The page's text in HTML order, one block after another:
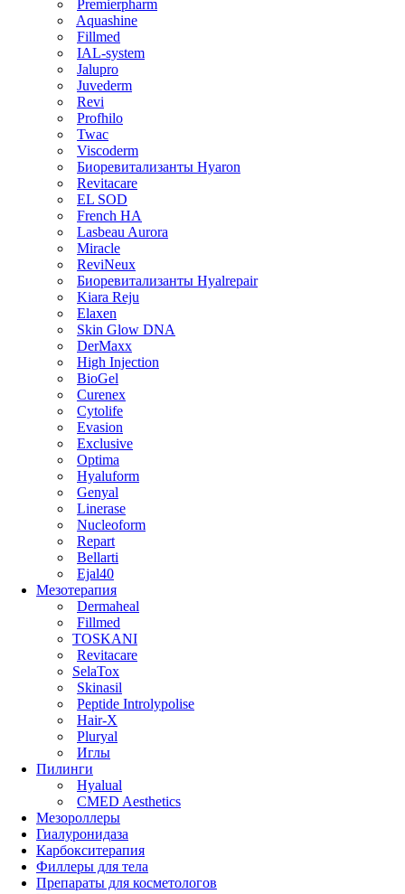
Premierpharm
Aquashine
Fillmed
IAL-system
Jalupro
Juvederm
Revi
Profhilo
Twac
Viscoderm
Биоревитализанты Hyaron
Revitacare
EL SOD
French HA
Lasbeau Aurora
Miracle
ReviNeux
Биоревитализанты Hyalrepair
Kiara Reju
Elaxen
Skin Glow DNA
DerMaxx
High Injection
BioGel
Curenex
Cytolife
Evasion
Exclusive
Optima
Hyaluform
Genyal
Linerase
Nucleoform
Repart
Bellarti
Ejal40
Мезотерапия
Dermaheal
Fillmed
TOSKANI
Revitacare
SelaTox
Skinasil
Peptide Introlypolise
Hair-X
Pluryal
Иглы
Пилинги
Hyalual
CMED Aesthetics
Мезороллеры
Гиалуронидаза
Карбокситерапия
Филлеры для тела
Препараты для косметологов